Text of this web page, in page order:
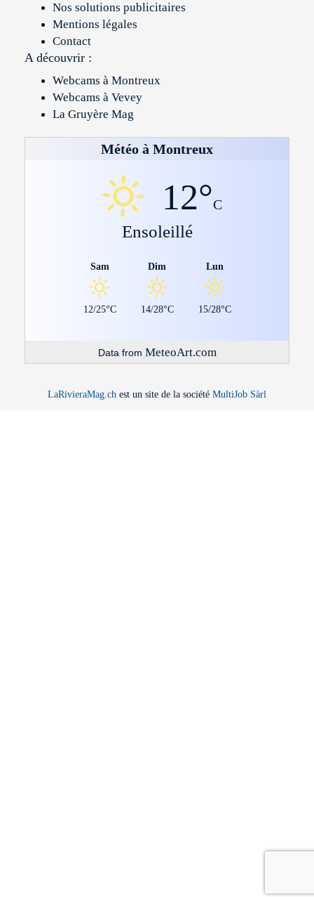
Nos solutions publicitaires
Mentions légales
Contact
A découvrir :
Webcams à Montreux
Webcams à Vevey
La Gruyère Mag
Météo à Montreux
12°C
Ensoleillé
Sam
12/25°C
Dim
14/28°C
Lun
15/28°C
Data from MeteoArt.com
LaRivieraMag.ch est un site de la société MultiJob Sàrl